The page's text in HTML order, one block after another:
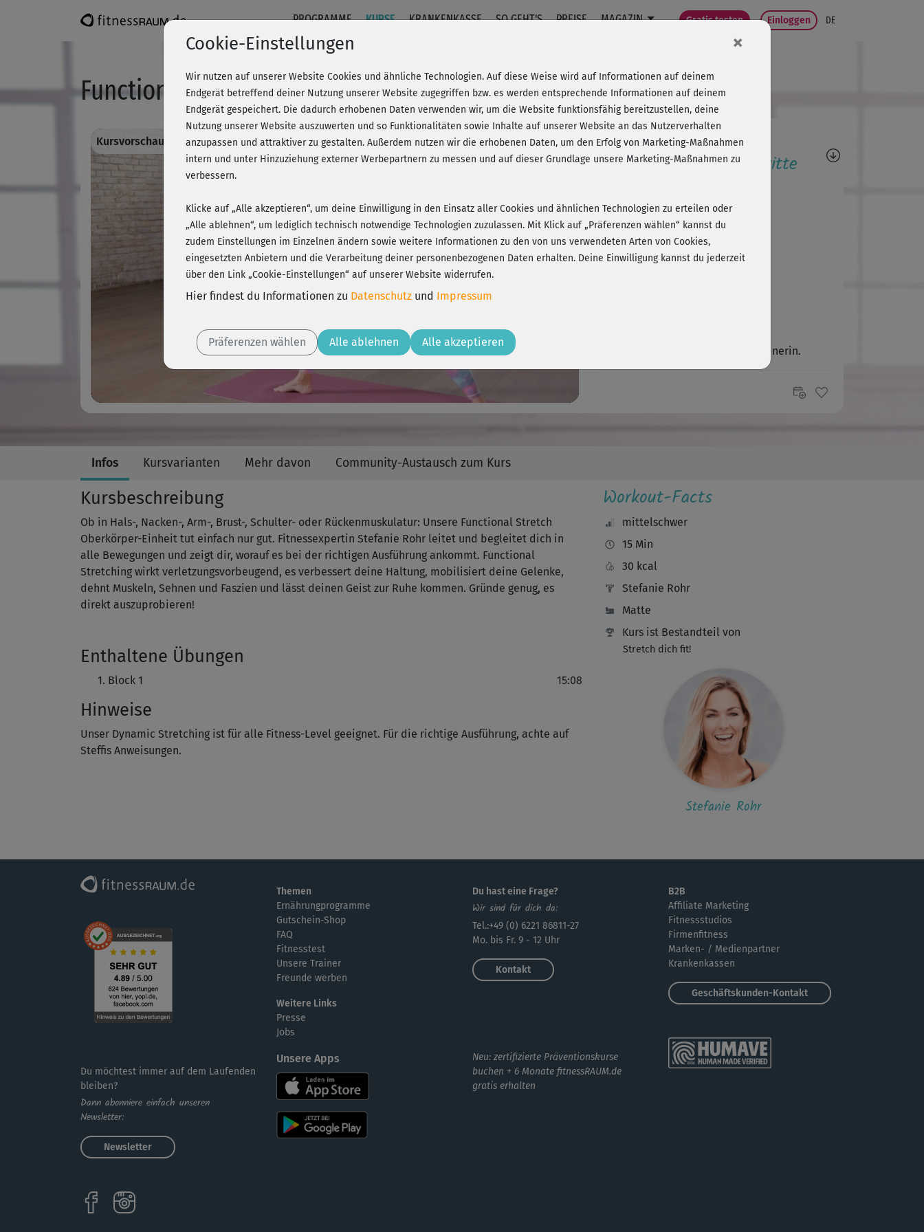
PROGRAMME KURSE KRANKENKASSE SO GEHT'S PREISE MAGAZIN Gratis testen Einloggen DE
Functional Stretch: Oberkörper
Play
Video
Kursvorschau - Anmelden und alles trainieren! 20% Rabatt + Wunsch-Goodie Fragen, Antworten,
Bewertungen, Fortschritte
Mehr als wohltuend ♥
S
Susanne987
Guter Kurs von einer kreativen Trainerin.
Elemente davon kommen mir bekannt vor,
nichtsdestotrotz gut
Super! 😃
Großartig!
Ja, tut sehr gut 😍
Infos Kursvarianten Mehr davon Community-Austausch zum Kurs
Kursbeschreibung
Ob in Hals-, Nacken-, Arm-, Brust-, Schulter- oder Rückenmuskulatur:​ Unsere Functional Stretch
Oberkörper-Einheit tut einfach nur gut​. Fitnessexpertin Stefanie Rohr leitet und begleitet dich in
alle Bewegungen und zeigt dir, worauf es bei der richtigen Ausführung ankommt. Functional
Stretching wirkt verletzungsvorbeugend, es verbessert deine Haltung, mobilisiert deine Gelenke,
dehnt Muskeln, Sehnen und Faszien und lässt deinen Geist zur Ruhe kommen. Gründe genug, es
direkt auszuprobieren!
Enthaltene Übungen
Block 1 15:08
Hinweise
Unser Dynamic Stretching ist für alle Fitness-Level geeignet. Für die richtige Ausführung, achte auf
Steffis Anweisungen.
Workout-Facts
mittelschwer
15 Min
30 kcal
Stefanie Rohr
Matte
Kurs ist Bestandteil von
Stretch dich fit!
Stefanie Rohr
Du möchtest immer auf dem Laufenden
bleiben?
Dann abonniere einfach unseren
Newsletter:
Newsletter
Themen
Ernährungprogramme
Gutschein-Shop
FAQ
Fitnesstest
Unsere Trainer
Freunde werben
Weitere Links
Presse
Jobs
Unsere Apps
Du hast eine Frage?
Wir sind für dich da:
Tel.:+49 (0) 6221 86811-27
Mo. bis Fr. 9 - 12 Uhr
Kontakt
Neu: zertifizierte Präventionskurse
buchen + 6 Monate fitnessRAUM.de
gratis erhalten
B2B
Affiliate Marketing
Fitnessstudios
Firmenfitness
Marken- / Medienpartner
Krankenkassen
Geschäftskunden-Kontakt
Cookie-Einstellungen ×
Wir nutzen auf unserer Website Cookies und ähnliche Technologien. Auf diese Weise wird auf Informationen auf deinem
Endgerät betreffend deiner Nutzung unserer Website zugegriffen bzw. es werden entsprechende Informationen auf deinem
Endgerät gespeichert. Die dadurch erhobenen Daten verwenden wir, um die Website funktionsfähig bereitzustellen, deine
Nutzung unserer Website auszuwerten und so Funktionalitäten sowie Inhalte auf unserer Website an das Nutzerverhalten
anzupassen und attraktiver zu gestalten. Außerdem nutzen wir die erhobenen Daten, um den Erfolg von Marketing-Maßnahmen
intern und unter Hinzuziehung externer Werbepartnern zu messen und auf dieser Grundlage unsere Marketing-Maßnahmen zu
verbessern.
Klicke auf „Alle akzeptieren“, um deine Einwilligung in den Einsatz aller Cookies und ähnlichen Technologien zu erteilen oder
„Alle ablehnen“, um lediglich technisch notwendige Technologien zuzulassen. Mit Klick auf „Präferenzen wählen“ kannst du
zudem Einstellungen im Einzelnen ändern sowie weitere Informationen zu den von uns verwendeten Arten von Cookies,
eingesetzten Anbietern und die Verarbeitung deiner personenbezogenen Daten erhalten. Deine Einwilligung kannst du jederzeit
über den Link „Cookie-Einstellungen“ auf unserer Website widerrufen.
Hier findest du Informationen zu Datenschutz und Impressum
Präferenzen wählen Alle ablehnen Alle akzeptieren